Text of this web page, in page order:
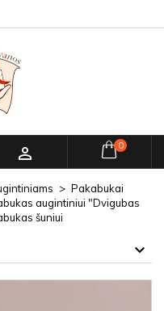
 0
Pakabukai
augintiniui "Dvigubas
šuniui